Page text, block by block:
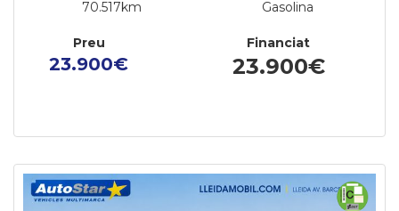
70.517km Gasolina
Preu
23.900€
Financiat
23.900€